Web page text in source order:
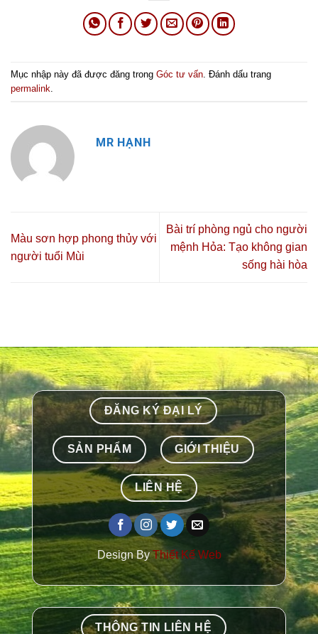
Mục nhập này đã được đăng trong Góc tư vấn . Đánh dấu trang
permalink
MR HẠNH
Màu sơn hợp phong thủy với
người tuổi Mùi
Bài trí phòng ngủ cho người
mệnh Hỏa: Tạo không gian
sống hài hòa
ĐĂNG KÝ ĐẠI LÝ
SẢN PHẨM GIỚI THIỆU
LIÊN HỆ
Design ByThiết Kế Web
THÔNG TIN LIÊN HỆ